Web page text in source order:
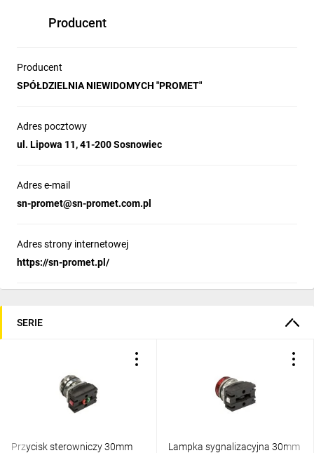
Producent
Producent
SPÓŁDZIELNIA NIEWIDOMYCH "PROMET"
Adres pocztowy
ul. Lipowa 11, 41-200 Sosnowiec
Adres e-mail
sn-promet@sn-promet.com.pl
Adres strony internetowej
https://sn-promet.pl/
SERIE
Przycisk sterowniczy 30mm
Lampka sygnalizacyjna 30mm